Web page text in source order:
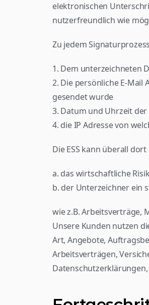
elektronischen
nutzerfreundlich wie
Zu jedem
1. Dem unterzeichneten
2. Die persönliche E-Mail
gesendet wurde
3. Datum und Uhrzeit
4. die IP Adresse von
Die ESS kann überall
a. das wirtschaftliche
b. der Unterzeichner ein
wie z.B. Arbeitsverträge,
Unsere Kunden nutzen
Art, Angebote,
Arbeitsverträgen,
Datenschutzerklärungen,